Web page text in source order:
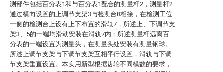
测部件包括百分表1和与百分表1配合的测量杆2，测量杆2
通过横向设置的上调节支架3与检测台8相接，在检测工位
一侧的检测台上设有上下布置的滑轨7，所述上、下调节支
架3、5的一端均滑动安装在滑轨7内；所述测量杆远离百
分表的一端设置为测量头，在测量头处安装有测量钢球。
所述上调节支架与下调节支架互相平行设置，滑轨与下调
节支架垂直设置。本实用新型根据齿轮不同模数的要求，